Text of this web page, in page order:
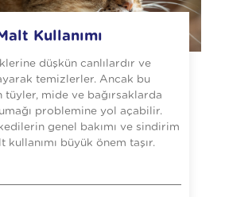
Kullanımı
düşkün canlılardır ve
temizlerler. Ancak bu
tüyler, mide ve bağırsaklarda
problemine yol açabilir.
genel bakımı ve sindirim
kullanımı büyük önem taşır.